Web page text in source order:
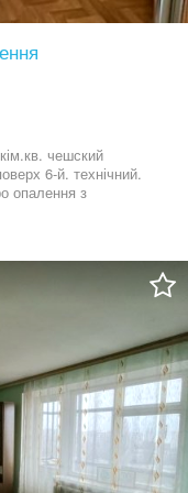
чешский
6-й. технічний.
опалення з
В квартирі
система. Стан заходь
Вас на перегляд.